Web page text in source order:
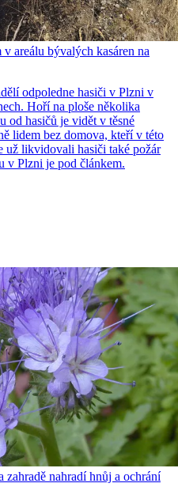
areálu bývalých kasáren na
odpoledne hasiči v Plzni v
Hoří na ploše několika
od hasičů je vidět v těsné
lidem bez domova, kteří v této
už likvidovali hasiči také požár
v Plzni je pod článkem.
nahradí hnůj a ochrání